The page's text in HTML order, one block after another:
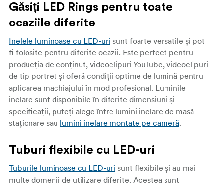
Găsiți LED Rings pentru toate
ocaziile diferite
Inelele luminoase cu LED-uri sunt foarte versatile și pot
fi folosite pentru diferite ocazii. Este perfect pentru
producția de conținut, videoclipuri YouTube, videoclipuri
de tip portret și oferă condiții optime de lumină pentru
aplicarea machiajului în mod profesional. Luminile
inelare sunt disponibile în diferite dimensiuni și
specificații, puteți alege între lumini inelare de masă
staționare sau lumini inelare montate pe cameră.
Tuburi flexibile cu LED-uri
Tuburile luminoase cu LED-uri sunt flexibile și au mai
multe domenii de utilizare diferite. Acestea sunt